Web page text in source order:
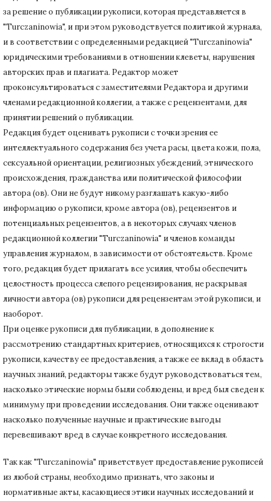
за решение о публикации рукописи, которая представляется в
"Turczaninowia", и при этом руководствуется политикой журнала,
и в соответствии с определенными редакцией "Turczaninowia"
юридическими требованиями в отношении клеветы, нарушения
авторских прав и плагиата. Редактор может
проконсультироваться с заместителями Редактора и другими
членами редакционной коллегии, а также с рецензентами, для
принятии решений о публикации.
Редакция будет оценивать рукописи с точки зрения ее
интеллектуального содержания без учета расы, цвета кожи, пола,
сексуальной ориентации, религиозных убеждений, этнического
происхождения, гражданства или политической философии
автора (ов). Они не будут никому разглашать какую-либо
информацию о рукописи, кроме автора (ов), рецензентов и
потенциальных рецензентов, а в некоторых случаях членов
редакционной коллегии "Turczaninowia" и членов команды
управления журналом, в зависимости от обстоятельств. Кроме
того, редакция будет прилагать все усилия, чтобы обеспечить
целостность процесса слепого рецензирования, не раскрывая
личности автора (ов) рукописи для рецензентам этой рукописи, и
наоборот.
При оценке рукописи для публикации, в дополнение к
рассмотрению стандартных критериев, относящихся к строгости
рукописи, качеству ее предоставления, а также ее вклад в область
научных знаний, редакторы также будут руководствоваться тем,
насколько этические нормы были соблюдены, и вред был сведен к
минимуму при проведении исследования. Они также оценивают
насколько полученные научные и практические выгоды
перевешивают вред в случае конкретного исследования.
Так как "Turczaninowia" приветствует предоставление рукописей
из любой страны, необходимо признать, что законы и
нормативные акты, касающиеся этики научных исследований и